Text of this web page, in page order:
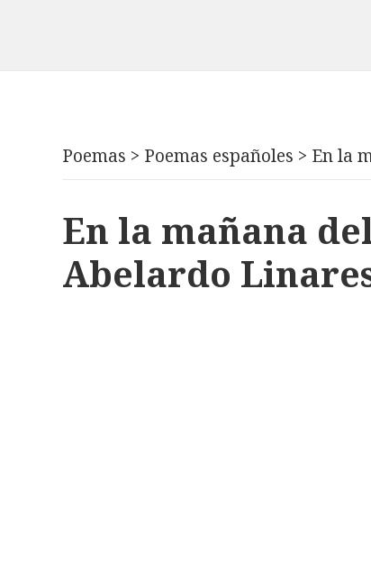
Poemas > Poemas españoles > En la
En la mañana
Abelardo